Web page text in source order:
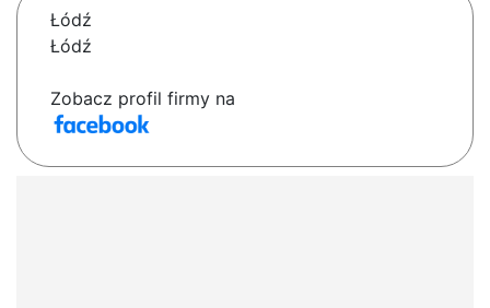
Łódź
Łódź
Zobacz profil firmy na